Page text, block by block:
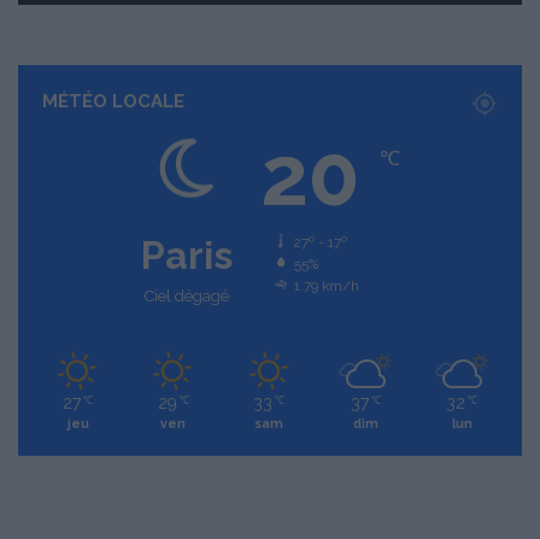
MÉTÉO LOCALE
Paris
Ciel dégagé
20 ℃
27º - 17º
55%
1.79 km/h
27 ℃
jeu
29 ℃
ven
33 ℃
sam
37 ℃
dim
32 ℃
lun